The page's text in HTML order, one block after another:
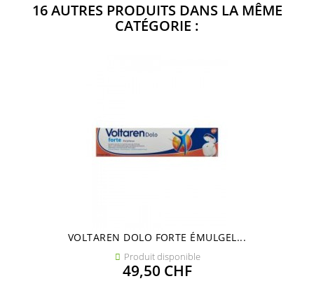
16 AUTRES PRODUITS DANS LA MÊME
CATÉGORIE :
VOLTAREN DOLO FORTE ÉMULGEL...
 Produit disponible
Prix
49,50 CHF